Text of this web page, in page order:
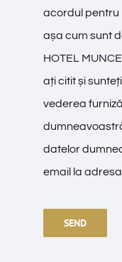
acordul pentru
așa cum sunt
HOTEL
ați citit și
vederea
datelor
email la adresa
SEND